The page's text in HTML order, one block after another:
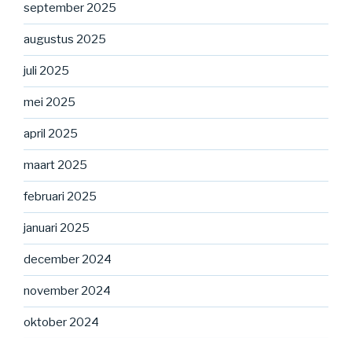
september 2025
augustus 2025
juli 2025
mei 2025
april 2025
maart 2025
februari 2025
januari 2025
december 2024
november 2024
oktober 2024